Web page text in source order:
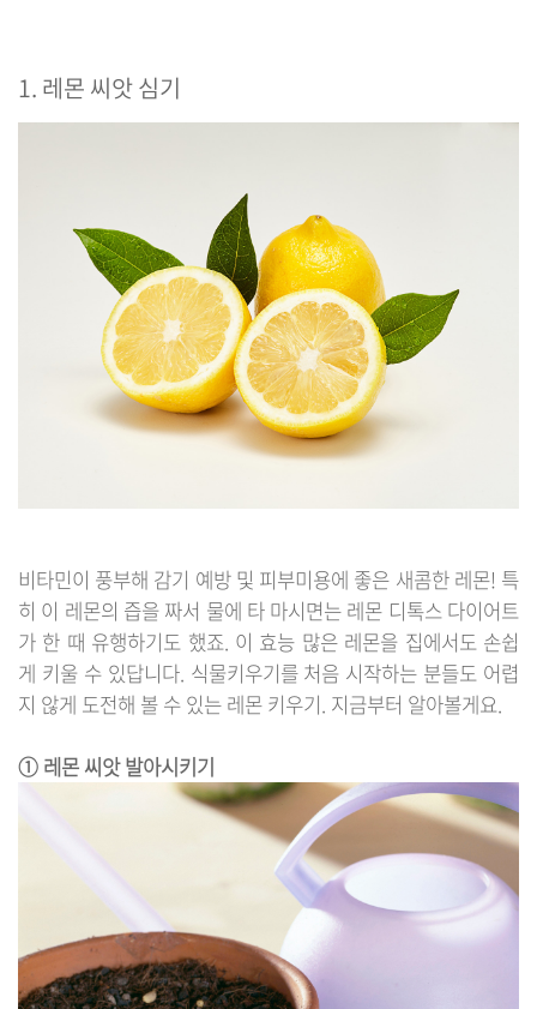
1. 레몬 씨앗 심기
비타민이 풍부해 감기 예방 및 피부미용에 좋은 새콤한 레몬! 특
히 이 레몬의 즙을 짜서 물에 타 마시면는 레몬 디톡스 다이어트
가 한 때 유행하기도 했죠. 이 효능 많은 레몬을 집에서도 손쉽
게 키울 수 있답니다. 식물키우기를 처음 시작하는 분들도 어렵
지 않게 도전해 볼 수 있는 레몬 키우기. 지금부터 알아볼게요.
① 레몬 씨앗 발아시키기